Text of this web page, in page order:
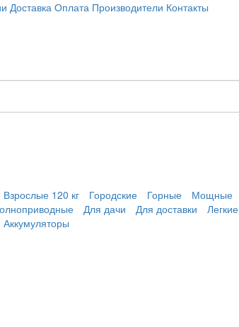
Доставка Оплата Производители Контакты
Взрослые 120 кг Городские Горные Мощные
Для дачи Для доставки Легкие
Аккумуляторы